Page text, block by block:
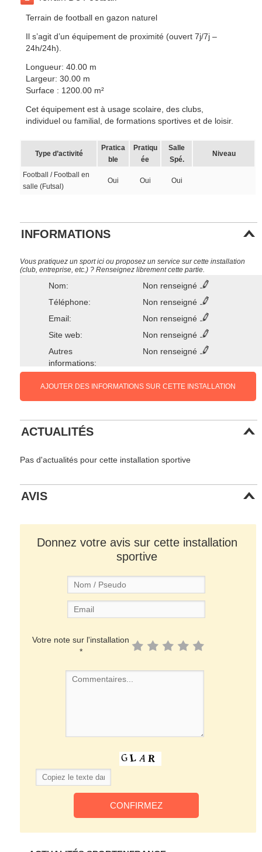
Terrain de football en gazon naturel
Il s’agit d’un équipement de proximité (ouvert 7j/7j –
24h/24h).
Longueur: 40.00 m
Largeur: 30.00 m
Surface : 1200.00 m²
Cet équipement est à usage scolaire, des clubs,
individuel ou familial, de formations sportives et de loisir.
Type d’activité
Pratica
ble
Pratiqu
ée
Salle
Spé.
Niveau
Football / Football en
salle (Futsal)
Oui Oui Oui
INFORMATIONS
Vous pratiquez un sport ici ou proposez un service sur cette installation
(club, entreprise, etc.) ? Renseignez librement cette partie.
Nom:
Non renseigné
Téléphone:
Non renseigné
Email:
Non renseigné
Site web:
Non renseigné
Autres
informations:
Non renseigné
AJOUTER DES INFORMATIONS SUR CETTE INSTALLATION
ACTUALITÉS
Pas d'actualités pour cette installation sportive
AVIS
Donnez votre avis sur cette installation
sportive
Votre note sur l'installation
*